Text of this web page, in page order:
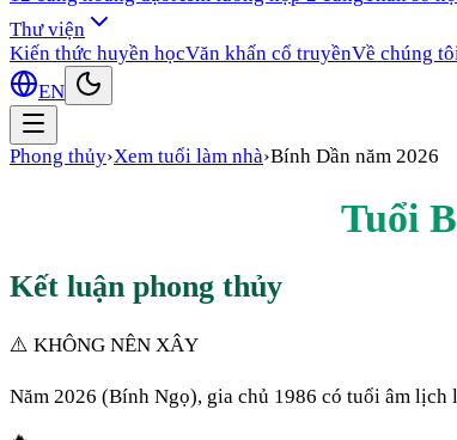
Thư viện
Kiến thức huyền họcVăn khấn cổ truyềnVề chúng
EN
Phong thủy›Xem tuổi làm nhà›Bính Dần năm 2026
Tuổi
Kết luận phong thủy
⚠️ KHÔNG NÊN XÂY
Năm 2026 (Bính Ngọ), gia chủ 1986 có tuổi âm lịch